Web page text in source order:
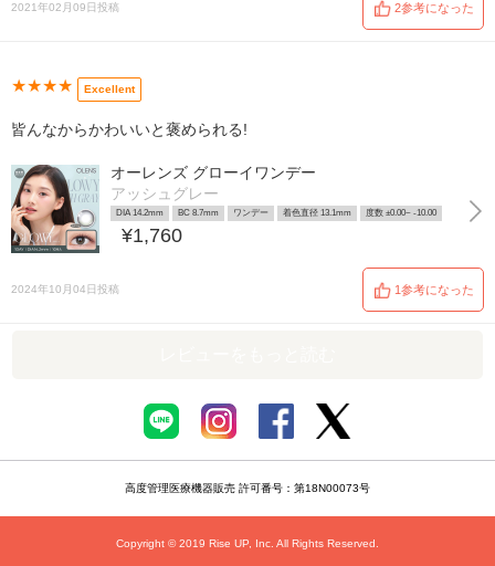
2021年02月09日投稿 2参考になった
★★★★ Excellent
皆んなからかわいいと褒められる!
オーレンズ グローイワンデー
アッシュグレー
DIA 14.2mm BC 8.7mm ワンデー 着色直径 13.1mm 度数 ±0.00~ -10.00
¥1,760
2024年10月04日投稿 1参考になった
高度管理医療機器販売 許可番号：第18N00073号
Copyright © 2019 Rise UP, Inc. All Rights Reserved.